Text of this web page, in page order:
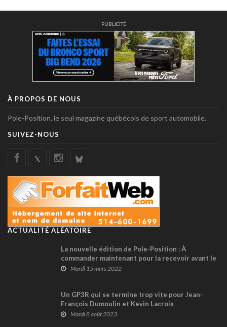
PUBLICITÉ
À PROPOS DE NOUS
Pole-Position, le seul magazine québécois de sport automobile.
SUIVEZ-NOUS
ACTUALITÉ ALÉATOIRE
La nouvelle édition de Pole-Position : À
commander maintenant pour la recevoir avant le
début de saison de F1 !
Mardi 15 mars 2022
Un GP3R qui se termine trop vite pour Jean-
François Dumoulin et Kevin Lacroix
Mardi 8 août 2023